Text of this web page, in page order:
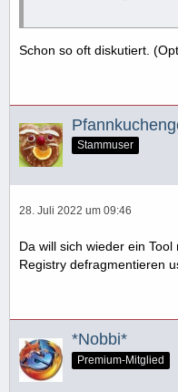
Schon so oft diskutiert.
Stammuser
28. Juli 2022 um 09:46
Da will sich wieder ein
Registry defragmentieren
*Nobbi*
Premium-Mitglied